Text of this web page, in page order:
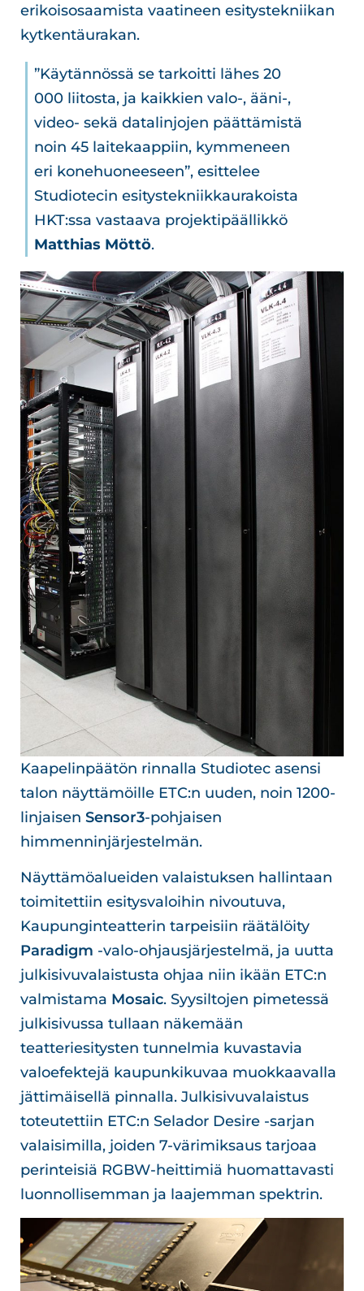
erikoisosaamista vaatineen esitystekniikan
kytkentäurakan.
”Käytännössä se tarkoitti lähes 20
000 liitosta, ja kaikkien valo-, ääni-,
video- sekä datalinjojen päättämistä
noin 45 laitekaappiin, kymmeneen
eri konehuoneeseen”, esittelee
Studiotecin esitystekniikkaurakoista
HKT:ssa vastaava projektipäällikkö
Matthias Möttö.
Kaapelinpäätön rinnalla Studiotec asensi
talon näyttämöille ETC:n uuden, noin 1200-
linjaisen Sensor3-pohjaisen
himmenninjärjestelmän.
Näyttämöalueiden valaistuksen hallintaan
toimitettiin esitysvaloihin nivoutuva,
Kaupunginteatterin tarpeisiin räätälöity
Paradigm -valo-ohjausjärjestelmä, ja uutta
julkisivuvalaistusta ohjaa niin ikään ETC:n
valmistama Mosaic. Syysiltojen pimetessä
julkisivussa tullaan näkemään
teatteriesitysten tunnelmia kuvastavia
valoefektejä kaupunkikuvaa muokkaavalla
jättimäisellä pinnalla. Julkisivuvalaistus
toteutettiin ETC:n Selador Desire -sarjan
valaisimilla, joiden 7-värimiksaus tarjoaa
perinteisiä RGBW-heittimiä huomattavasti
luonnollisemman ja laajemman spektrin.